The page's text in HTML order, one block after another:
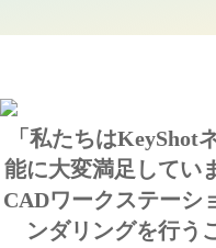
「私たちはKeyShot
能に大変満足してい
CADワークステーシ
ンダリングを行う